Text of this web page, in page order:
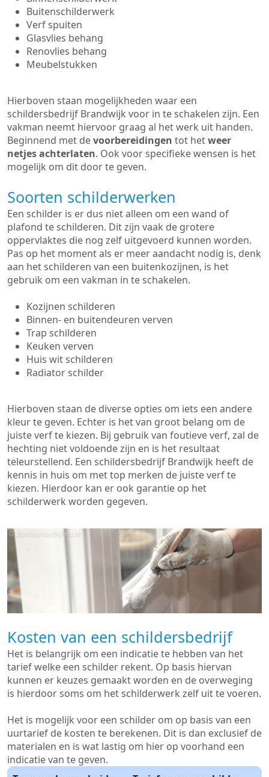
Buitenschilderwerk
Verf spuiten
Glasvlies behang
Renovlies behang
Meubelstukken
Hierboven staan mogelijkheden waar een
schildersbedrijf Brandwijk voor in te schakelen zijn. Een
vakman neemt hiervoor graag al het werk uit handen.
Beginnend met devoorbereidingen tot hetweer
netjes achterlaten. Ook voor specifieke wensen is het
mogelijk om dit door te geven.
Soorten schilderwerken
Een schilder is er dus niet alleen om een wand of
plafond te schilderen. Dit zijn vaak de grotere
oppervlaktes die nog zelf uitgevoerd kunnen worden.
Pas op het moment als er meer aandacht nodig is, denk
aan het schilderen van een buitenkozijnen, is het
gebruik om een vakman in te schakelen.
Kozijnen schilderen
Binnen- en buitendeuren verven
Trap schilderen
Keuken verven
Huis wit schilderen
Radiator schilder
Hierboven staan de diverse opties om iets een andere
kleur te geven. Echter is het van groot belang om de
juiste verf te kiezen. Bij gebruik van foutieve verf, zal de
hechting niet voldoende zijn en is het resultaat
teleurstellend. Een schildersbedrijf Brandwijk heeft de
kennis in huis om met top merken de juiste verf te
kiezen. Hierdoor kan er ook garantie op het
schilderwerk worden gegeven.
Kosten van een schildersbedrijf
Het is belangrijk om een indicatie te hebben van het
tarief welke een schilder rekent. Op basis hiervan
kunnen er keuzes gemaakt worden en de overweging
is hierdoor soms om het schilderwerk zelf uit te voeren.
Het is mogelijk voor een schilder om op basis van een
uurtarief de kosten te berekenen. Dit is dan exclusief de
materialen en is wat lastig om hier op voorhand een
indicatie van te geven.